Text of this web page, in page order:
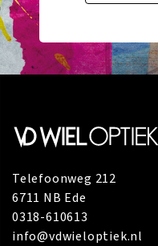
Telefoonweg 212
6711 NB Ede
0318-610613
info@vdwieloptiek.nl